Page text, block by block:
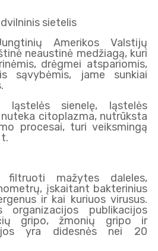
sietelis
Amerikos Valstijų
neaustinė medžiagą, kuri
drėgmei atspariomis,
sąvybėmis, jame sunkiai
ląstelės sienelę, ląstelės
citoplazma, nutrūksta
procesai, turi veiksmingą
mažytes daleles,
įskaitant bakterinius
ir kai kuriuos virusus.
organizacijos publikacijos
gripo, žmonių gripo ir
yra didesnės nei 20